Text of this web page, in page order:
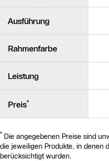
Ausführung
Rahmenfarbe
Leistung
Preis*
* Die angegebenen Preise sind
die jeweiligen Produkte, in denen
berücksichtigt wurden.